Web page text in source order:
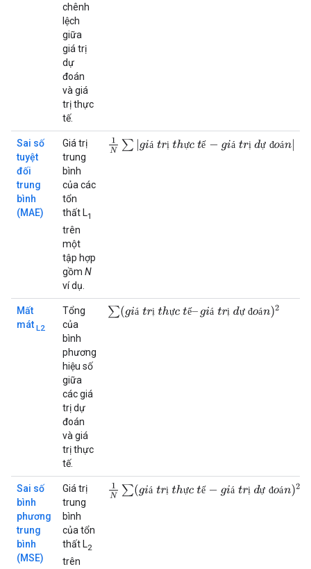
chênh
lệch
giữa
giá trị
dự
đoán
và giá
trị thực
tế.
Sai số
tuyệt
đối
trung
bình
(MAE)
Giá trị
trung
bình
của các
tổn
thất L1
trên
một
tập hợp
gồm N
ví dụ.
á ị ự ế á ị ự đ á
1N ∑|gi á trị hự ctế−g át rịd ựđ oán
Mất
mát L2
Tổng
của
bình
phương
hiệu số
giữa
các giá
trị dự
đoán
và giá
trị thực
tế.
á ị ự ế á ị ự đ á
∑(giátr thự c tế– giát rịdựđo án) 2
Sai số
bình
phương
trung
bình
(MSE)
Giá trị
trung
bình
của tổn
thất L2
trên
á ị ự ế á ị ự đ á
1N ∑(giátrị thự ctế−g iá rị dựđ oán )2